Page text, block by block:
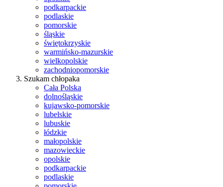
podkarpackie
podlaskie
pomorskie
śląskie
świętokrzyskie
warmińsko-mazurskie
wielkopolskie
zachodniopomorskie
Szukam chłopaka
Cała Polska
dolnośląskie
kujawsko-pomorskie
lubelskie
lubuskie
łódzkie
małopolskie
mazowieckie
opolskie
podkarpackie
podlaskie